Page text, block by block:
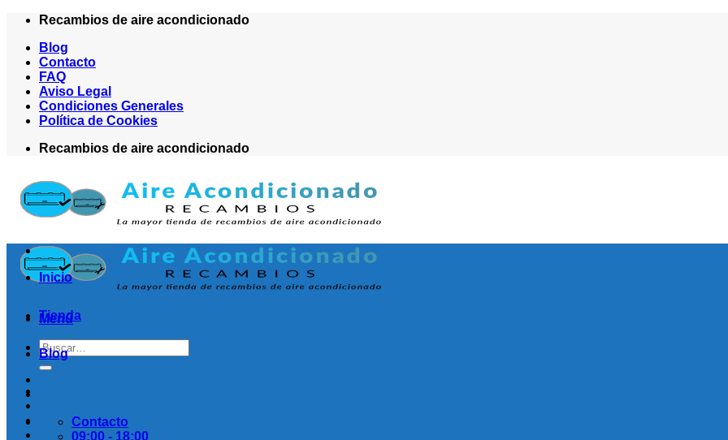
Saltar
contenido
Recambios de aire acondicionado
Blog
Contacto
FAQ
Aviso Legal
Condiciones Generales
Política de Cookies
Recambios de aire acondicionado
Menú
Buscar
por:
Inicio
Tienda
Blog
Contacto
09:00 - 18:00